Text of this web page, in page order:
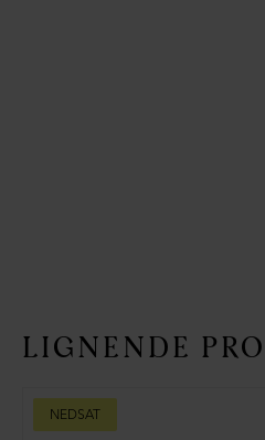
LIGNENDE
NEDSAT